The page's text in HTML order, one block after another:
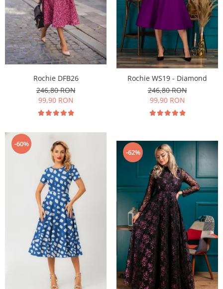
Rochii din dantela
Rochii din tafta
Rochii cu paiete
Rochii din tul
Rochii din catifea
Rochii din saten
Rochii voal
Rochii cu imprimeu
Rochie DFB26
246,80 RON
99,90 RON
Rochie WS19 - Diamond
246,80 RON
99,90 RON
-60%
-62%